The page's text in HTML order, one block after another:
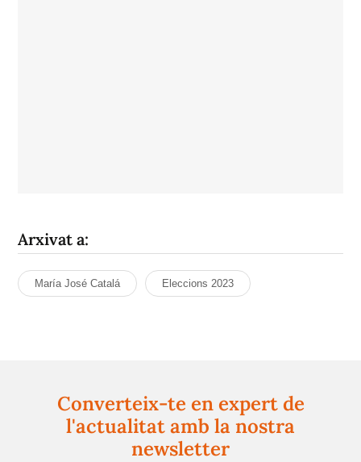
Arxivat a:
María José Catalá Eleccions 2023
Converteix-te en expert de
l'actualitat amb la nostra
newsletter